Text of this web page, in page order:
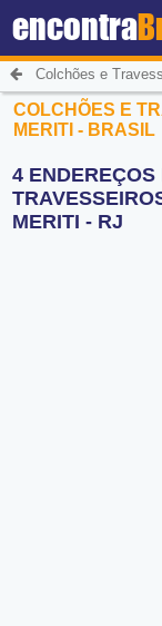
encontra
Colchões e
COLCHÕES E
MERITI - BRASIL
4
MERITI - RJ